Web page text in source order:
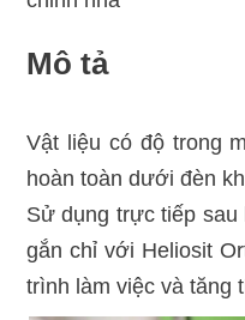
Mô tả
Vật liệu có độ trong
hoàn toàn dưới đèn
Sử dụng trực tiếp
gắn chỉ với Heliosit
trình làm việc và tăng